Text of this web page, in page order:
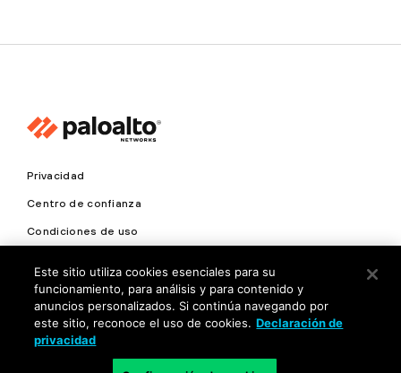
Privacidad
Centro de confianza
Condiciones de uso
Copyright © 2026 Palo Alto Networks. Todos los derechos
reservados
Este sitio utiliza cookies esenciales para su
funcionamiento, para análisis y para contenido y
anuncios personalizados. Si continúa navegando por
este sitio, reconoce el uso de cookies. Declaración de
privacidad